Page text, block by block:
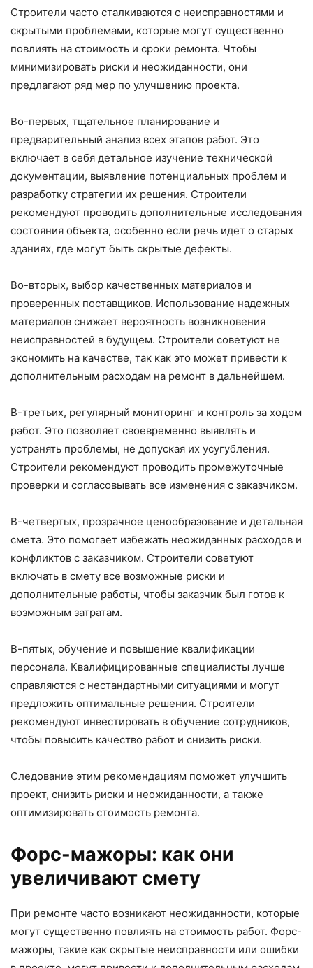
Строители часто сталкиваются с неисправностями и
скрытыми проблемами, которые могут существенно
повлиять на стоимость и сроки ремонта. Чтобы
минимизировать риски и неожиданности, они
предлагают ряд мер по улучшению проекта.
Во-первых, тщательное планирование и
предварительный анализ всех этапов работ. Это
включает в себя детальное изучение технической
документации, выявление потенциальных проблем и
разработку стратегии их решения. Строители
рекомендуют проводить дополнительные исследования
состояния объекта, особенно если речь идет о старых
зданиях, где могут быть скрытые дефекты.
Во-вторых, выбор качественных материалов и
проверенных поставщиков. Использование надежных
материалов снижает вероятность возникновения
неисправностей в будущем. Строители советуют не
экономить на качестве, так как это может привести к
дополнительным расходам на ремонт в дальнейшем.
В-третьих, регулярный мониторинг и контроль за ходом
работ. Это позволяет своевременно выявлять и
устранять проблемы, не допуская их усугубления.
Строители рекомендуют проводить промежуточные
проверки и согласовывать все изменения с заказчиком.
В-четвертых, прозрачное ценообразование и детальная
смета. Это помогает избежать неожиданных расходов и
конфликтов с заказчиком. Строители советуют
включать в смету все возможные риски и
дополнительные работы, чтобы заказчик был готов к
возможным затратам.
В-пятых, обучение и повышение квалификации
персонала. Квалифицированные специалисты лучше
справляются с нестандартными ситуациями и могут
предложить оптимальные решения. Строители
рекомендуют инвестировать в обучение сотрудников,
чтобы повысить качество работ и снизить риски.
Следование этим рекомендациям поможет улучшить
проект, снизить риски и неожиданности, а также
оптимизировать стоимость ремонта.
Форс-мажоры: как они
увеличивают смету
При ремонте часто возникают неожиданности, которые
могут существенно повлиять на стоимость работ. Форс-
мажоры, такие как скрытые неисправности или ошибки